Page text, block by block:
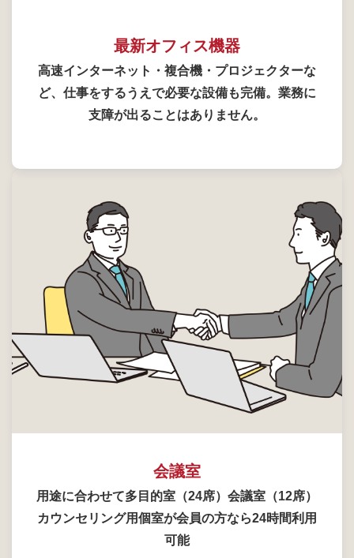
最新オフィス機器
高速インターネット・複合機・プロジェクターな
ど、仕事をするうえで必要な設備も完備。業務に
支障が出ることはありません。
会議室
用途に合わせて多目的室（24席）会議室（12席）
カウンセリング用個室が会員の方なら24時間利用
可能